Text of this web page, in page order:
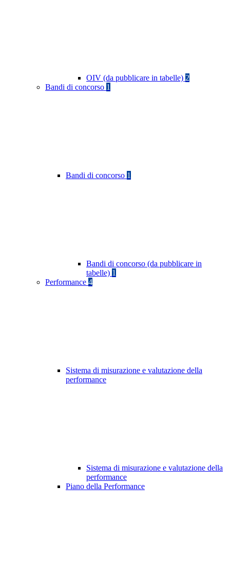
OIV (da pubblicare in tabelle) 2
Bandi di concorso 1
Bandi di concorso 1
Bandi di concorso (da pubblicare in
tabelle) 1
Performance 4
Sistema di misurazione e valutazione della
performance
Sistema di misurazione e valutazione della
performance
Piano della Performance